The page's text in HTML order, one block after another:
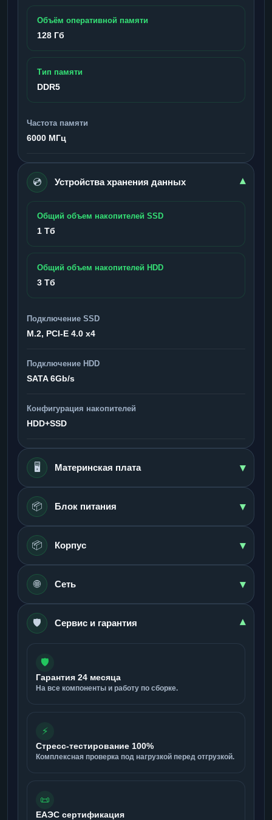
Объём оперативной памяти
128 Гб
Тип памяти
DDR5
Частота памяти
6000 МГц
💿 Устройства хранения данных ▾
Общий объем накопителей SSD
1 Тб
Общий объем накопителей HDD
3 Тб
Подключение SSD
M.2, PCI-E 4.0 x4
Подключение HDD
SATA 6Gb/s
Конфигурация накопителей
HDD+SSD
🖥️ Материнская плата ▾
📦 Блок питания ▾
📦 Корпус ▾
🌐 Сеть ▾
🛡️ Сервис и гарантия ▾
🛡️
Гарантия 24 месяца
На все компоненты и работу по сборке.
⚡
Стресс-тестирование 100%
Комплексная проверка под нагрузкой перед отгрузкой.
📜
ЕАЭС сертификация